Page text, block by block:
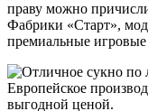
праву можно
Фабрики «Старт»,
премиальные